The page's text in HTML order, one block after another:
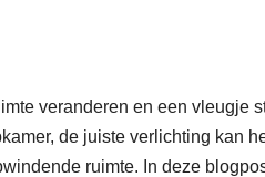
veranderen en een vleugje
de juiste verlichting kan
ruimte. In deze